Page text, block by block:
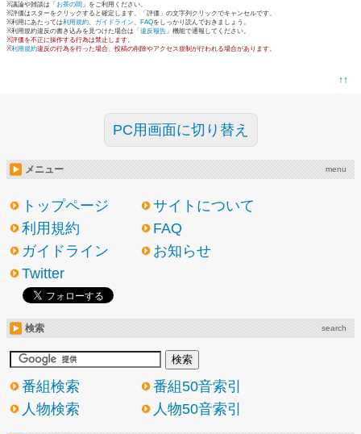
※議論や雑談は「 お茶の間 」をご利用ください。
※評価はスターをクリックすると確定します。「評価」の文字列クリックでキャンセルです。
※利用にあたっては利用規約、 ガイドライン、 FAQをしっかり読んでおきましょう。
※利用規約違反の書き込みを見つけた場合は「 違反報告 」機能で通報してください。
※評価を不正に操作する行為は禁止します。
※利用規約違反の行為を行った場合、投稿の削除やアクセス規制が行われる場合があります。
↑↑
PC用画面に切り替え
メニュー menu
トップページ
サイトについて
利用規約
FAQ
ガイドライン
お知らせ
Twitter
検索 search
番組検索
番組50音索引
人物検索
人物50音索引